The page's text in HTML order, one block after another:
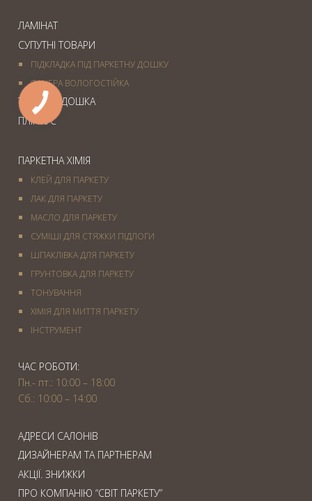
ЛАМІНАТ
СУПУТНІ ТОВАРИ
ПІДКЛАДКА ПІД ПАРКЕТНУ ДОШКУ
ФАНЕРА ВОЛОГОСТІЙКА
ТЕРАСНА ДОШКА
ПЛІНТУС
ПАРКЕТНА ХІМІЯ
КЛЕЙ ДЛЯ ПАРКЕТУ
ЛАК ДЛЯ ПАРКЕТУ
МАСЛО ДЛЯ ПАРКЕТУ
СУМІШІ ДЛЯ СТЯЖКИ ПІДЛОГИ
ШПАКЛІВКА ДЛЯ ПАРКЕТУ
ГРУНТОВКА ДЛЯ ПАРКЕТУ
ТОНУВАННЯ
ХІМІЯ ДЛЯ МИТТЯ ПАРКЕТУ
IНСТРУМЕНТ
ЧАС РОБОТИ:
Пн.- пт.: 10:00 – 18:00
Сб.: 10:00 – 14:00
АДРЕСИ САЛОНІВ
ДИЗАЙНЕРАМ ТА ПАРТНЕРАМ
АКЦІЇ. ЗНИЖКИ
ПРО КОМПАНІЮ “СВІТ ПАРКЕТУ”